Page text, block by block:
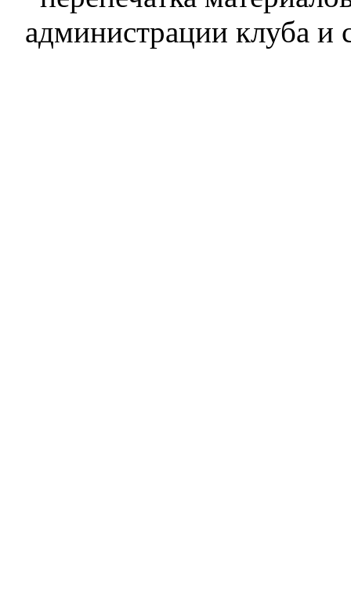
администрации клуба и